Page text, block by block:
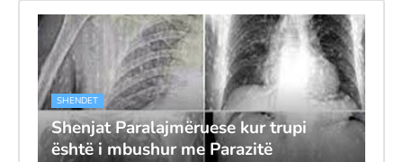
SHENDET
Shenjat Paralajmëruese kur trupi
është i mbushur me Parazitë